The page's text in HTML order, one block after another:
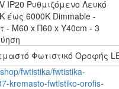
IP20 Ρυθμιζόμενο Λευκό
έως 6000K Dimmable -
- Μ60 x Π60 x Υ40cm - 3
Φωτιστικό Οροφής